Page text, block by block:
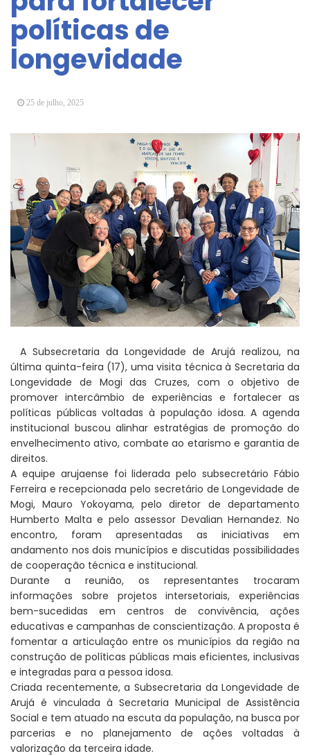
Arujá promove 2º encontro da Jornada de
Conhecimento em Bem-Estar Animal no Parque
dos Ipês
Arujá terá novo posto para emissão do Cartão
TOP
políticas de
longevidade
25 de julho, 2025
A Subsecretaria da Longevidade de Arujá realizou, na
última quinta-feira (17), uma visita técnica à Secretaria da
Longevidade de Mogi das Cruzes, com o objetivo de
promover intercâmbio de experiências e fortalecer as
políticas públicas voltadas à população idosa. A agenda
institucional buscou alinhar estratégias de promoção do
envelhecimento ativo, combate ao etarismo e garantia de
direitos.
A equipe arujaense foi liderada pelo subsecretário Fábio
Ferreira e recepcionada pelo secretário de Longevidade de
Mogi, Mauro Yokoyama, pelo diretor de departamento
Humberto Malta e pelo assessor Devalian Hernandez. No
encontro, foram apresentadas as iniciativas em
andamento nos dois municípios e discutidas possibilidades
de cooperação técnica e institucional.
Durante a reunião, os representantes trocaram
informações sobre projetos intersetoriais, experiências
bem-sucedidas em centros de convivência, ações
educativas e campanhas de conscientização. A proposta é
fomentar a articulação entre os municípios da região na
construção de políticas públicas mais eficientes, inclusivas
e integradas para a pessoa idosa.
Criada recentemente, a Subsecretaria da Longevidade de
Arujá é vinculada à Secretaria Municipal de Assistência
Social e tem atuado na escuta da população, na busca por
parcerias e no planejamento de ações voltadas à
valorização da terceira idade.